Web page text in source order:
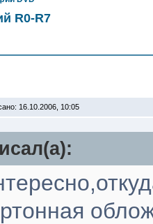
R0-R7
16.10.2006, 10:05